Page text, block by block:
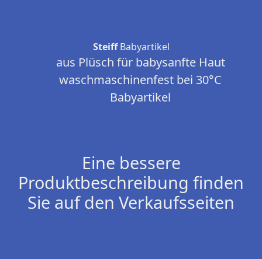
SteiffBabyartikel
aus Plüsch für babysanfte Haut
waschmaschinenfest bei 30°C
Babyartikel
Eine bessere
Produktbeschreibung finden
Sie auf den Verkaufsseiten